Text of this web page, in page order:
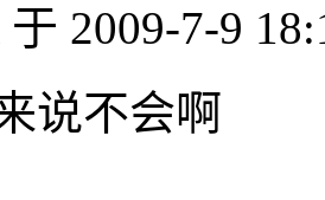
于 2009-7-9
说不会啊